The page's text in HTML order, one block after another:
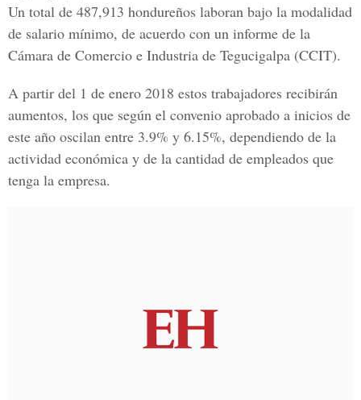
Un total de 487,913 hondureños laboran bajo la modalidad
de salario mínimo, de acuerdo con un informe de la
Cámara de Comercio e Industria de Tegucigalpa (CCIT).
A partir del 1 de enero 2018 estos trabajadores recibirán
aumentos, los que según el convenio aprobado a inicios de
este año oscilan entre 3.9% y 6.15%, dependiendo de la
actividad económica y de la cantidad de empleados que
tenga la empresa.